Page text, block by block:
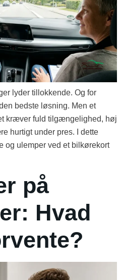
lyder tillokkende. Og for
bedste løsning. Men et
kræver fuld tilgængelighed, høj
hurtigt under pres. I dette
og ulemper ved et bilkørekort
på
Hvad